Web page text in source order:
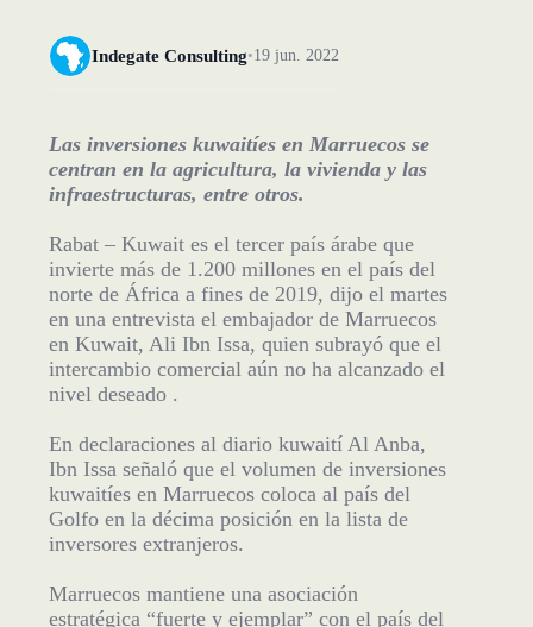
Las inversiones kuwaitíes en Marruecos se
infraestructuras, entre otros.
Rabat – Kuwait es el tercer país árabe que
invierte más de 1.200 millones en el país del
norte de África a fines de 2019, dijo el martes
en una entrevista el embajador de Marruecos
en Kuwait, Ali Ibn Issa, quien subrayó que el
nivel deseado .
En declaraciones al diario kuwaití Al Anba,
Ibn Issa señaló que el volumen de inversiones
kuwaitíes en Marruecos coloca al país del
inversores extranjeros.